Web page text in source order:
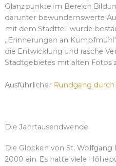
Glanzpunkte im Bereich
darunter bewundernswerte
mit dem Stadtteil wurde
„Erinnerungen an
die Entwicklung und rasche
Stadtgebietes mit alten Fotos
Ausführlicher Rundgang
Die Jahrtausendwende
Die Glocken von St. Wolfgang
2000 ein. Es hatte viele